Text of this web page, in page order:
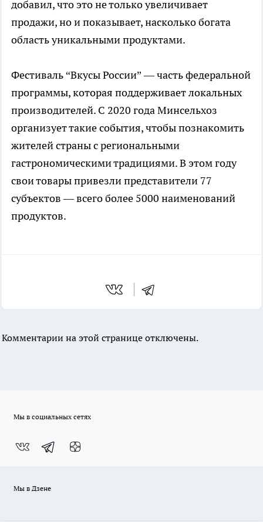
добавил, что это не только увеличивает
продажи, но и показывает, насколько богата
область уникальными продуктами.
Фестиваль “Вкусы России” — часть федеральной
программы, которая поддерживает локальных
производителей. С 2020 года Минсельхоз
организует такие события, чтобы познакомить
жителей страны с региональными
гастрономическими традициями. В этом году
свои товары привезли представители 77
субъектов — всего более 5000 наименований
продуктов.
Комментарии на этой странице отключены.
Мы в социальных сетях
Мы в Дзене